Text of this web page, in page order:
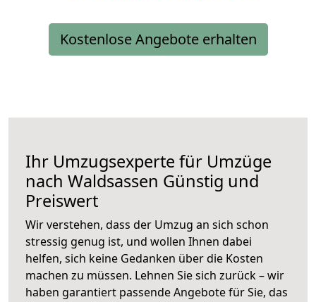
Kostenlose Angebote erhalten
Ihr Umzugsexperte für Umzüge
nach Waldsassen Günstig und
Preiswert
Wir verstehen, dass der Umzug an sich schon
stressig genug ist, und wollen Ihnen dabei
helfen, sich keine Gedanken über die Kosten
machen zu müssen. Lehnen Sie sich zurück – wir
haben garantiert passende Angebote für Sie, das